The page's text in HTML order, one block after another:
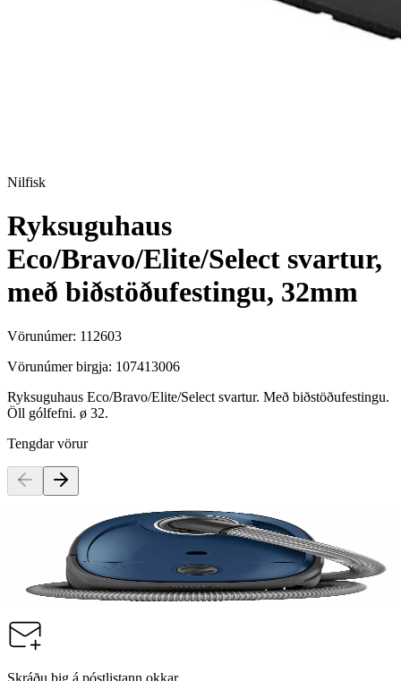
Nilfisk
Ryksuguhaus
Eco/Bravo/Elite/Select svartur,
með biðstöðufestingu, 32mm
Vörunúmer: 112603
Vörunúmer birgja: 107413006
Ryksuguhaus Eco/Bravo/Elite/Select svartur. Með biðstöðufestingu.
Öll gólfefni. ø 32.
Tengdar vörur
Ryksuga One 750W Blá
Vörunúmer:9003354
Skráðu þig á póstlistann okkar